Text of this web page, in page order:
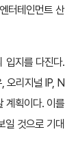
터테인먼트 산
입지를 다진다.
오리지널 IP, N
계획이다. 이를
일 것으로 기대